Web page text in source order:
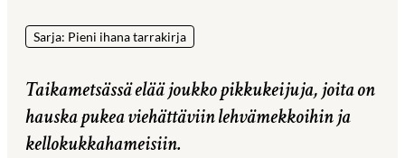
Sarja: Pieni ihana tarrakirja
Taikametsässä elää joukko pikkukeijuja, joita on
hauska pukea viehättäviin lehvämekkoihin ja
kellokukkahameisiin.